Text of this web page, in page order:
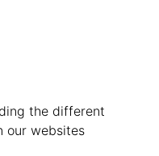
the different
our websites